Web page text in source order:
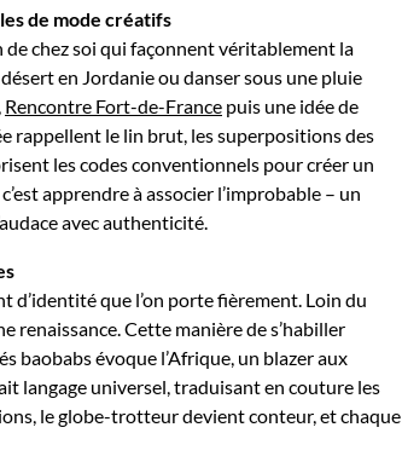
de mode créatifs
chez soi qui façonnent véritablement la
en Jordanie ou danser sous une pluie
Rencontre Fort-de-France puis une idée de
rappellent le lin brut, les superpositions des
les codes conventionnels pour créer un
apprendre à associer l’improbable – un
avec authenticité.
d’identité que l’on porte fièrement. Loin du
renaissance. Cette manière de s’habiller
baobabs évoque l’Afrique, un blazer aux
langage universel, traduisant en couture les
le globe-trotteur devient conteur, et chaque